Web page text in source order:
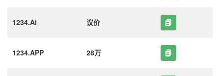
1234.Ai 议价
1234.APP 28万